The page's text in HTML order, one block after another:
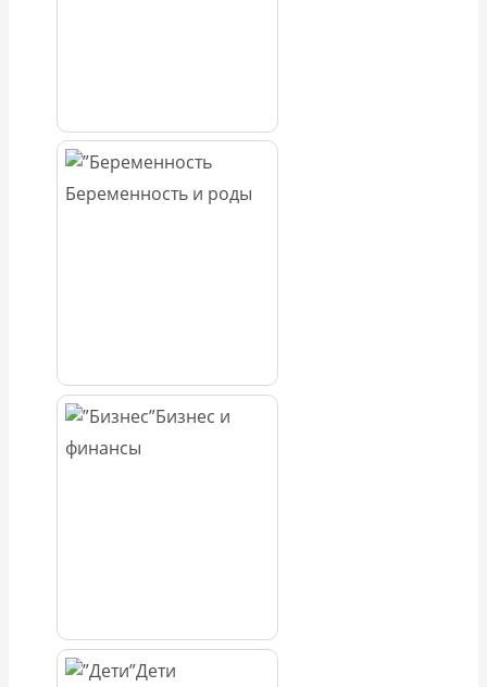
Беременность и роды
Бизнес и
финансы
Дети